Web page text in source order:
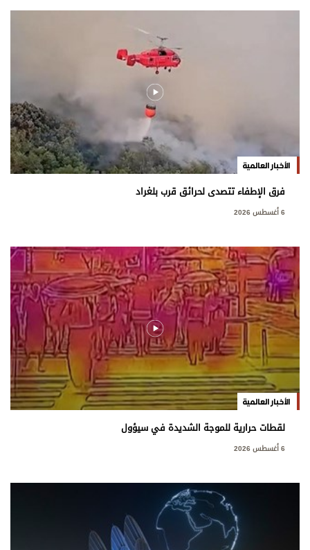
الأخبار العالمية
فرق الإطفاء تتصدى لحرائق قرب بلغراد
6 أغسطس 2026
الأخبار العالمية
لقطات حرارية للموجة الشديدة في سيؤول
6 أغسطس 2026